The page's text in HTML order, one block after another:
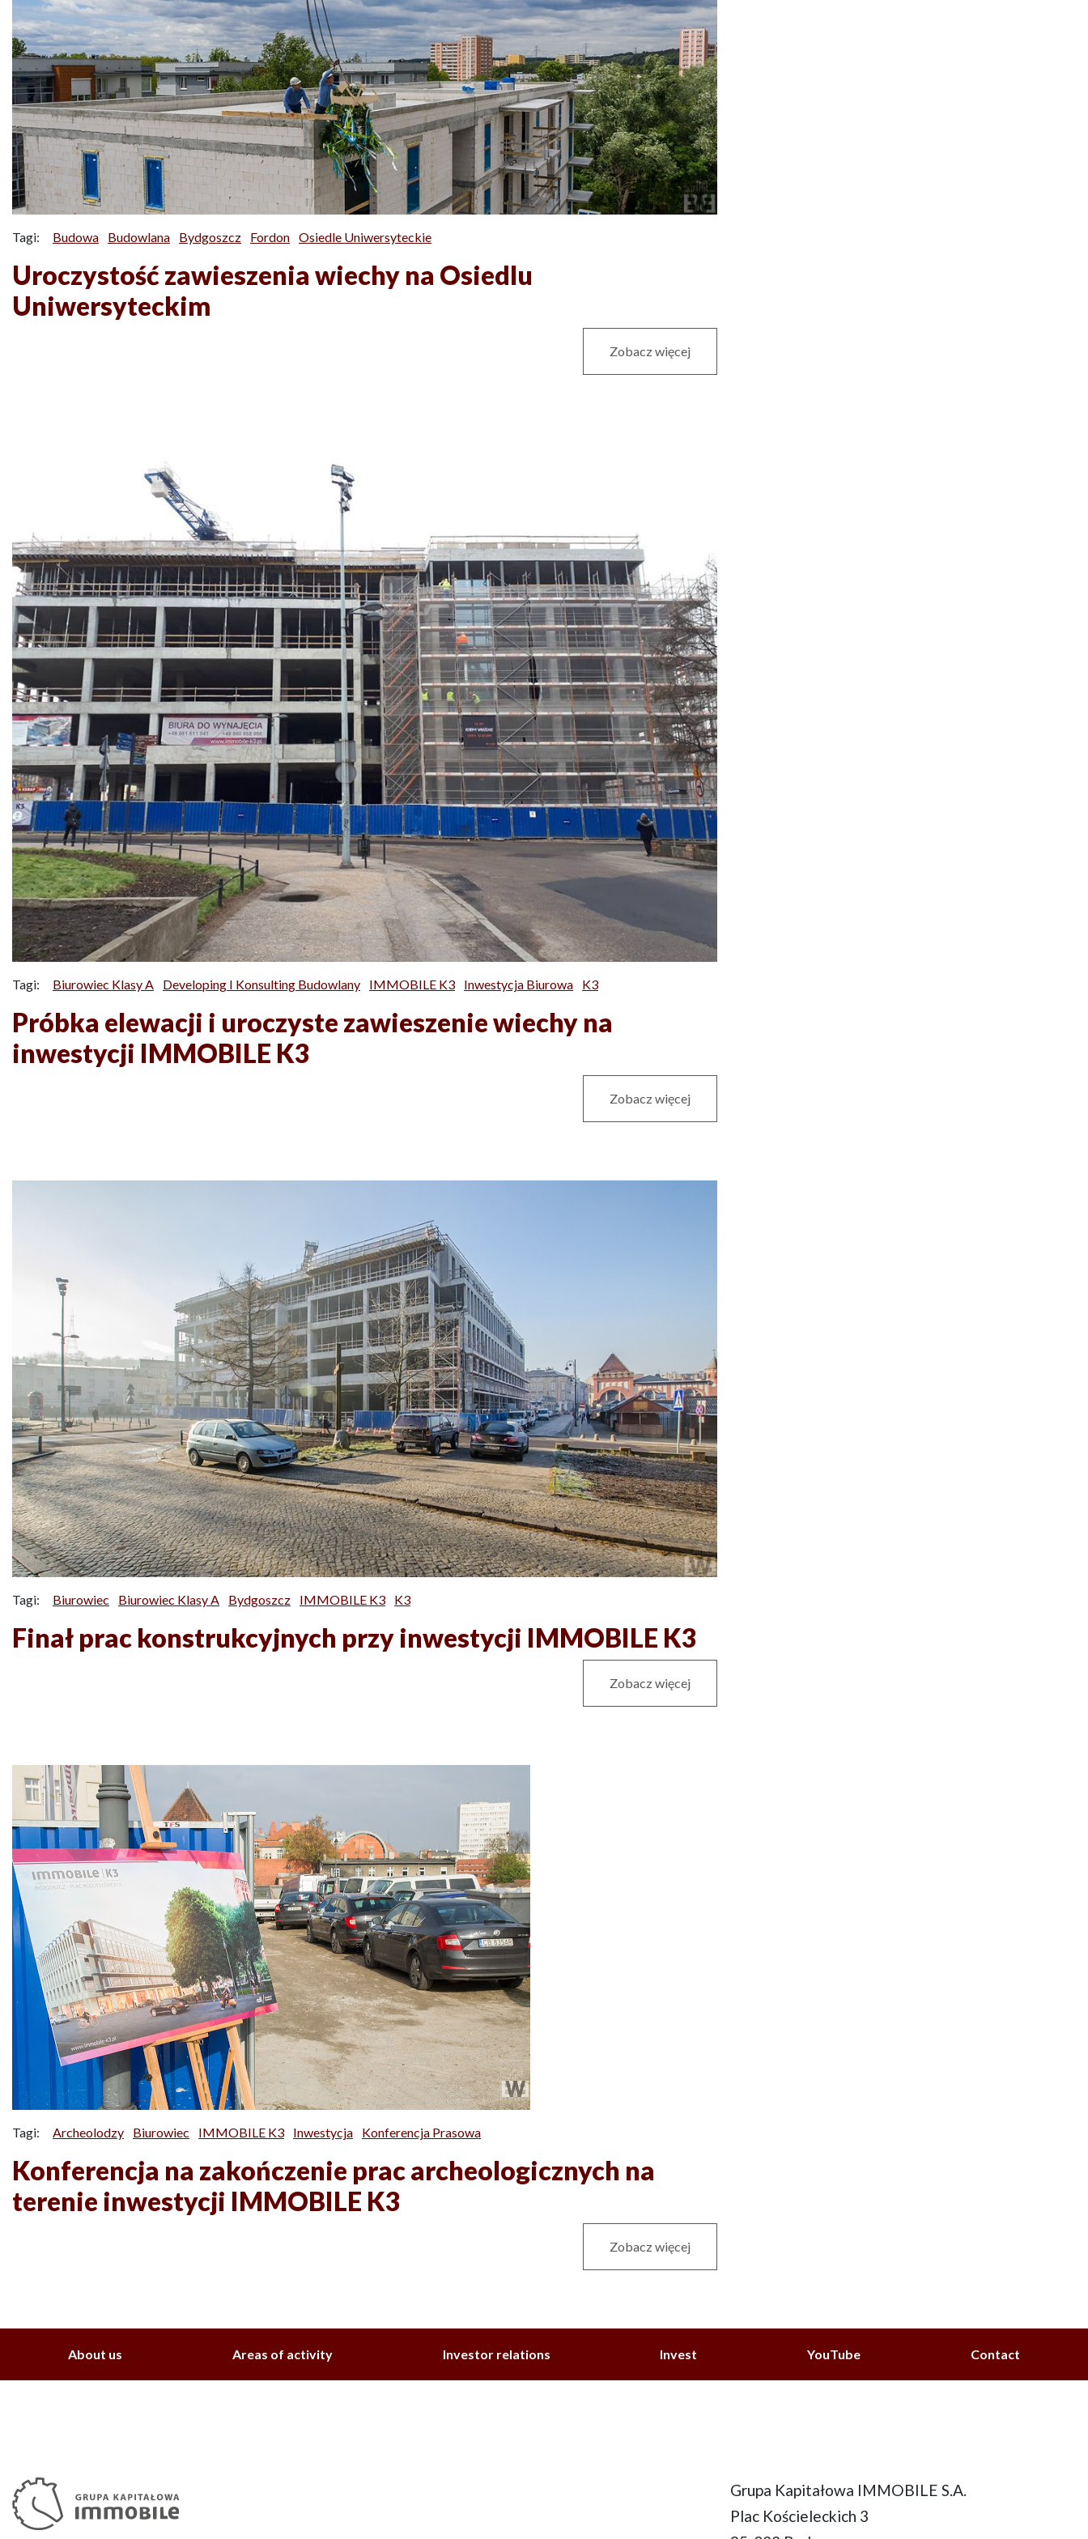
Tagi: Budowa Budowlana Bydgoszcz Fordon Osiedle Uniwersyteckie
Uroczystość zawieszenia wiechy na Osiedlu
Uniwersyteckim
Zobacz więcej
Tagi: Biurowiec Klasy A Developing I Konsulting Budowlany IMMOBILE K3 Inwestycja Biurowa K3
Próbka elewacji i uroczyste zawieszenie wiechy na
inwestycji IMMOBILE K3
Zobacz więcej
Tagi: Biurowiec Biurowiec Klasy A Bydgoszcz IMMOBILE K3 K3
Finał prac konstrukcyjnych przy inwestycji IMMOBILE K3
Zobacz więcej
Tagi: Archeolodzy Biurowiec IMMOBILE K3 Inwestycja Konferencja Prasowa
Konferencja na zakończenie prac archeologicznych na
terenie inwestycji IMMOBILE K3
Zobacz więcej
About us Areas of activity Investor relations Invest YouTube Contact
Grupa Kapitałowa IMMOBILE S.A.
Plac Kościeleckich 3